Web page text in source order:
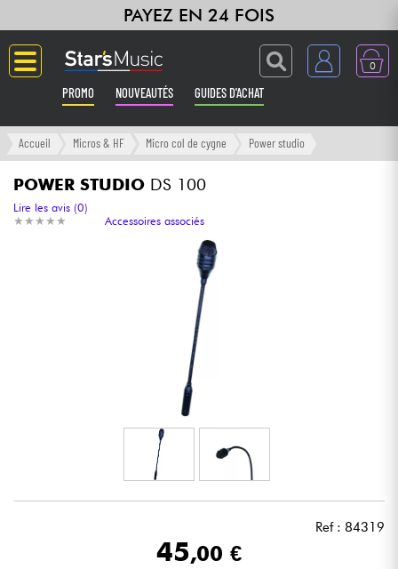
PAYEZ EN 24 FOIS
0
PROMO NOUVEAUTÉS GUIDES D'ACHAT
Langue
Guitares & Basses
Amplis & Effets
Accueil Micros & HF Micro col de cygne Power studio
POWER STUDIO DS 100
★ ★ ★ ★ ★
★ ★ ★ ★ ★
Lire les avis (0)
Accessoires associés
Ref : 84319
45,00 €